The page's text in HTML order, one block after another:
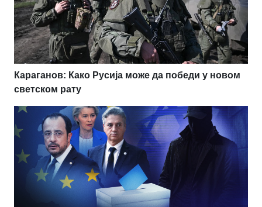
Караганов: Како Русија може да победи у новом
светском рату